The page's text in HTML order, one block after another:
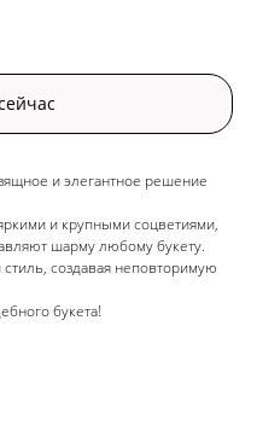
и элегантное решение
и крупными соцветиями,
шарму любому букету.
создавая неповторимую
букета!